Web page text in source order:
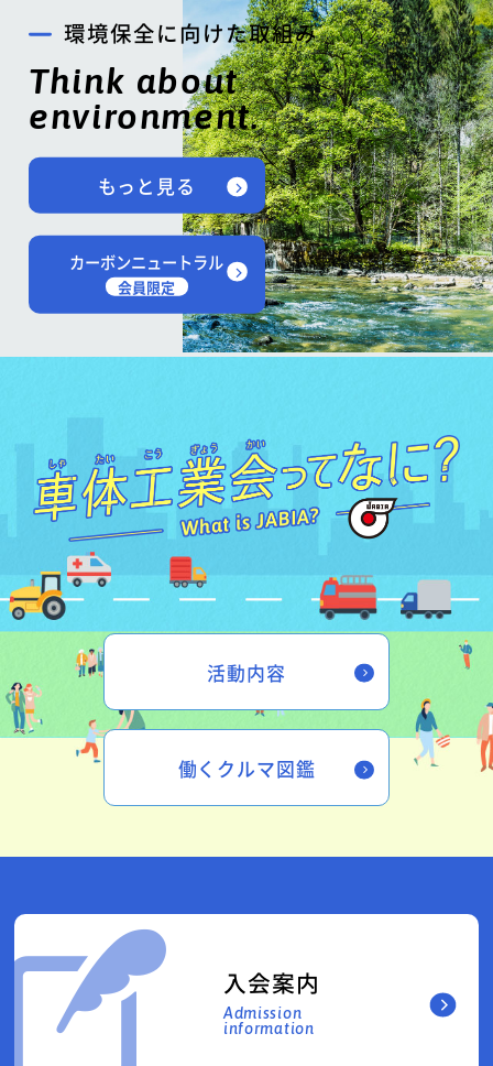
環境保全に向けた取組み
Think about
environment.
もっと見る
カーボンニュートラル
会員限定
活動内容
働くクルマ図鑑
入会案内
Admission
information